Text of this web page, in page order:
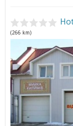
(266 km)